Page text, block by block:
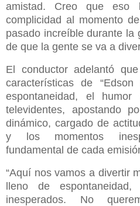
amistad. Creo que eso
complicidad al momento
pasado increíble durante la
de que la gente se va a
El conductor adelantó
características de
espontaneidad, el
televidentes, apostando
dinámico, cargado de
y los momentos
fundamental de cada
“Aquí nos vamos a divertir
lleno de
inesperados. No